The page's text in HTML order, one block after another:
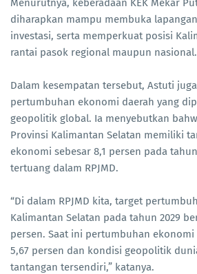
Menurutnya, keberadaan KEK Mekar
diharapkan mampu membuka
investasi, serta memperkuat posisi
rantai pasok regional maupun nasional.
Dalam kesempatan tersebut, Astuti
pertumbuhan ekonomi daerah yang
geopolitik global. Ia menyebutkan
Provinsi Kalimantan Selatan memiliki
ekonomi sebesar 8,1 persen pada
tertuang dalam RPJMD.
“Di dalam RPJMD kita, target
Kalimantan Selatan pada tahun 2029
persen. Saat ini pertumbuhan
5,67 persen dan kondisi geopolitik
tantangan tersendiri,” katanya.